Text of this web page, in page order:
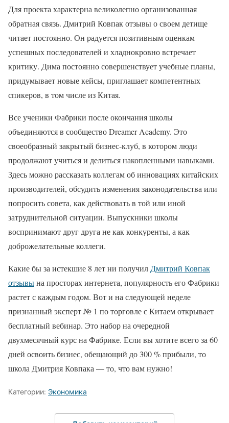
Для проекта характерна великолепно организованная
обратная связь. Дмитрий Ковпак отзывы о своем детище
читает постоянно. Он радуется позитивным оценкам
успешных последователей и хладнокровно встречает
критику. Дима постоянно совершенствует учебные планы,
придумывает новые кейсы, приглашает компетентных
спикеров, в том числе из Китая.
Все ученики Фабрики после окончания школы
объединяются в сообщество Dreamer Academy. Это
своеобразный закрытый бизнес-клуб, в котором люди
продолжают учиться и делиться накопленными навыками.
Здесь можно рассказать коллегам об инновациях китайских
производителей, обсудить изменения законодательства или
попросить совета, как действовать в той или иной
затруднительной ситуации. Выпускники школы
воспринимают друг друга не как конкуренты, а как
доброжелательные коллеги.
Какие бы за истекшие 8 лет ни получилДмитрий Ковпак
отзывына просторах интернета, популярность его Фабрики
растет с каждым годом. Вот и на следующей неделе
признанный эксперт № 1 по торговле с Китаем открывает
бесплатный вебинар. Это набор на очередной
двухмесячный курс на Фабрике. Если вы хотите всего за 60
дней освоить бизнес, обещающий до 300 % прибыли, то
школа Дмитрия Ковпака — то, что вам нужно!
Категории: Экономика